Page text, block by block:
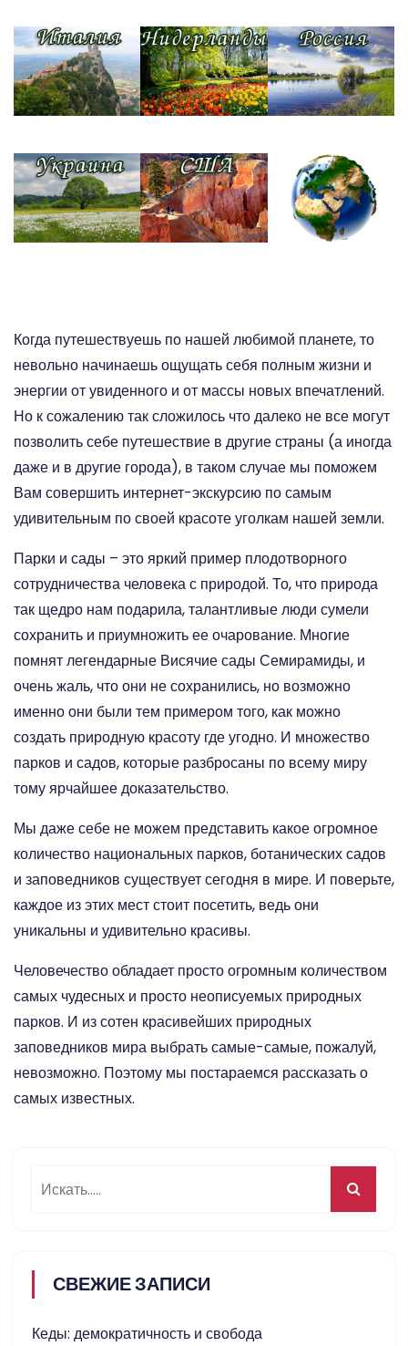
Когда путешествуешь по нашей любимой планете, то
невольно начинаешь ощущать себя полным жизни и
энергии от увиденного и от массы новых впечатлений.
Но к сожалению так сложилось что далеко не все могут
позволить себе путешествие в другие страны (а иногда
даже и в другие города), в таком случае мы поможем
Вам совершить интернет-экскурсию по самым
удивительным по своей красоте уголкам нашей земли.
Парки и сады – это яркий пример плодотворного
сотрудничества человека с природой. То, что природа
так щедро нам подарила, талантливые люди сумели
сохранить и приумножить ее очарование. Многие
помнят легендарные Висячие сады Семирамиды, и
очень жаль, что они не сохранились, но возможно
именно они были тем примером того, как можно
создать природную красоту где угодно. И множество
парков и садов, которые разбросаны по всему миру
тому ярчайшее доказательство.
Мы даже себе не можем представить какое огромное
количество национальных парков, ботанических садов
и заповедников существует сегодня в мире. И поверьте,
каждое из этих мест стоит посетить, ведь они
уникальны и удивительно красивы.
Человечество обладает просто огромным количеством
самых чудесных и просто неописуемых природных
парков. И из сотен красивейших природных
заповедников мира выбрать самые-самые, пожалуй,
невозможно. Поэтому мы постараемся рассказать о
самых известных.
СВЕЖИЕ ЗАПИСИ
Кеды: демократичность и свобода